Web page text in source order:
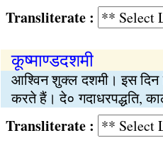
Transliterate :
कूष्माण्डदशमी
आश्विन शुक्ल दशमी। इस दिन
करते हैं। दे० गदाधरपद्धति,
Transliterate :